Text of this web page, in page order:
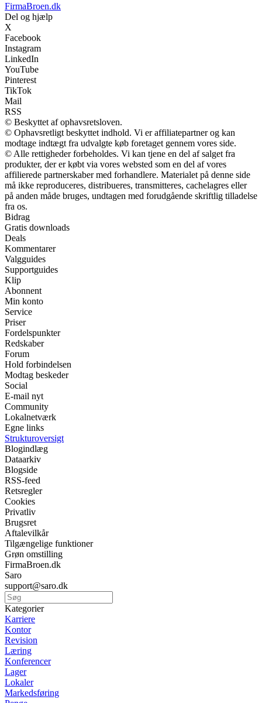
FirmaBroen.dk
Del og hjælp
X
Facebook
Instagram
LinkedIn
YouTube
Pinterest
TikTok
Mail
RSS
© Beskyttet af ophavsretsloven.
© Ophavsretligt beskyttet indhold. Vi er affiliatepartner og kan
modtage indtægt fra udvalgte køb foretaget gennem vores side.
© Alle rettigheder forbeholdes. Vi kan tjene en del af salget fra
produkter, der er købt via vores websted som en del af vores
affilierede partnerskaber med forhandlere. Materialet på denne side
må ikke reproduceres, distribueres, transmitteres, cachelagres eller
på anden måde bruges, undtagen med forudgående skriftlig tilladelse
fra os.
Bidrag
Gratis downloads
Deals
Kommentarer
Valgguides
Supportguides
Klip
Abonnent
Min konto
Service
Priser
Fordelspunkter
Redskaber
Forum
Hold forbindelsen
Modtag beskeder
Social
E-mail nyt
Community
Lokalnetværk
Egne links
Strukturoversigt
Blogindlæg
Dataarkiv
Blogside
RSS-feed
Retsregler
Cookies
Privatliv
Brugsret
Aftalevilkår
Tilgængelige funktioner
Grøn omstilling
FirmaBroen.dk
Saro
support@saro.dk
Kategorier
Karriere
Kontor
Revision
Læring
Konferencer
Lager
Lokaler
Markedsføring